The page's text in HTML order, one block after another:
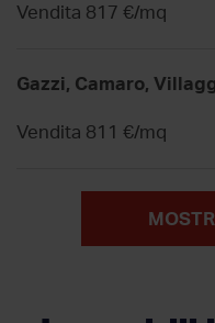
Vendita 817 €/mq
Gazzi, Camaro,
Vendita 811 €/mq